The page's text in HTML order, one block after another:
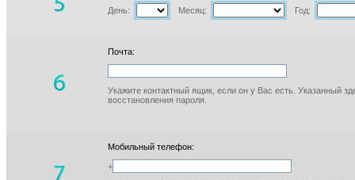
День: Месяц: Год:
Почта:
Укажите контактный ящик, если он у Вас есть. Указанный
восстановления пароля.
Мобильный телефон:
+